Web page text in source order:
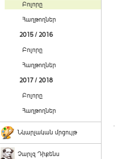
Բոլորը
Հաղթողներ
2015 / 2016
Բոլորը
Հաղթողներ
2017 / 2018
Բոլորը
Հաղթողներ
Նկարչական մրցույթ
Չարլզ Դիքենս